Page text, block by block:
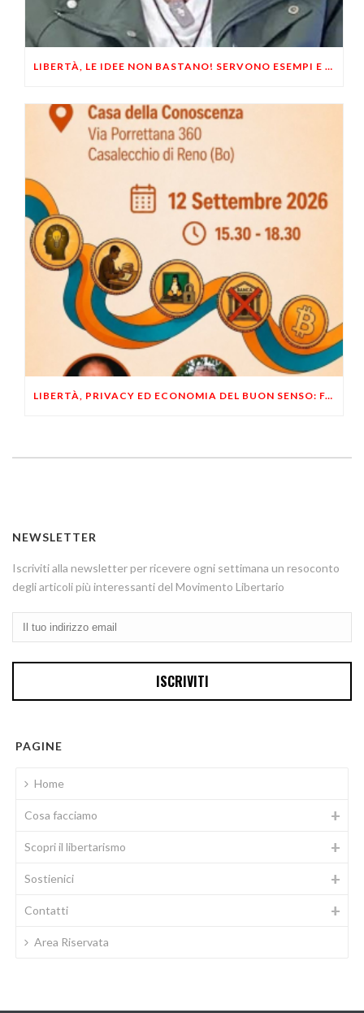
LIBERTÀ, LE IDEE NON BASTANO! SERVONO ESEMPI E UN PO’ DI COERENZA
LIBERTÀ, PRIVACY ED ECONOMIA DEL BUON SENSO: FACCO E MUSUMECI A CASALECCHIO DI RENO (BO)
NEWSLETTER
Iscriviti alla newsletter per ricevere ogni settimana un resoconto
degli articoli più interessanti del Movimento Libertario
PAGINE
Home
Cosa facciamo
Scopri il libertarismo
Sostienici
Contatti
Area Riservata